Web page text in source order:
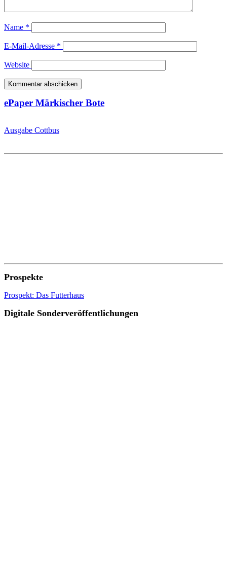
Name *
E-Mail-Adresse *
Website
ePaper Märkischer Bote
Ausgabe Cottbus
Prospekte
Prospekt: Das Futterhaus
Digitale Sonderveröffentlichungen